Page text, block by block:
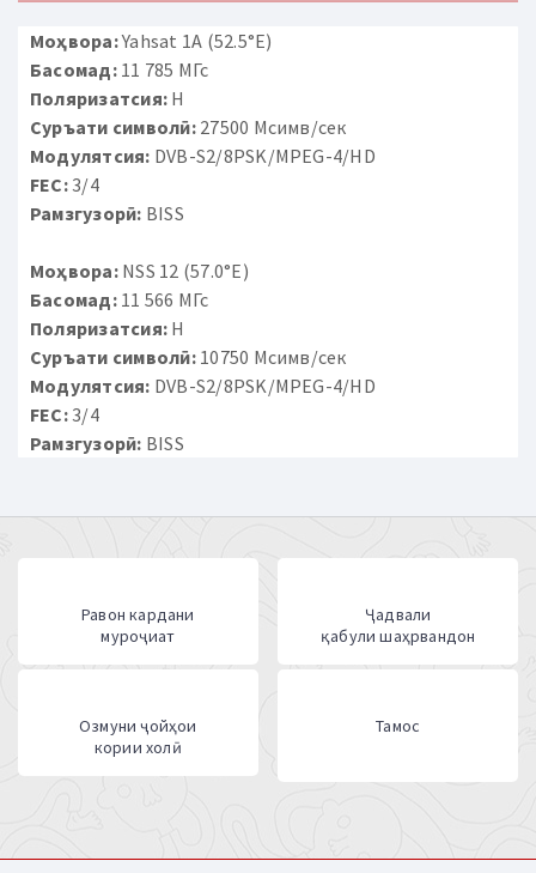
Моҳвора:Yahsat 1A (52.5°E)
Басомад:11 785 МГс
Поляризатсия: H
Суръати символӣ:27500 Мсимв/сек
Модулятсия: DVB-S2/8PSK/MPEG-4/HD
FEC:3/4
Рамзгузорӣ: BISS
Моҳвора:NSS 12 (57.0°E)
Басомад:11 566 МГс
Поляризатсия: H
Суръати символӣ:10750 Мсимв/сек
Модулятсия: DVB-S2/8PSK/MPEG-4/HD
FEC:3/4
Рамзгузорӣ: BISS
Равон кардани
муроҷиат
Ҷадвали
қабули шаҳрвандон
Озмуни ҷойҳои
кории холӣ
Тамос